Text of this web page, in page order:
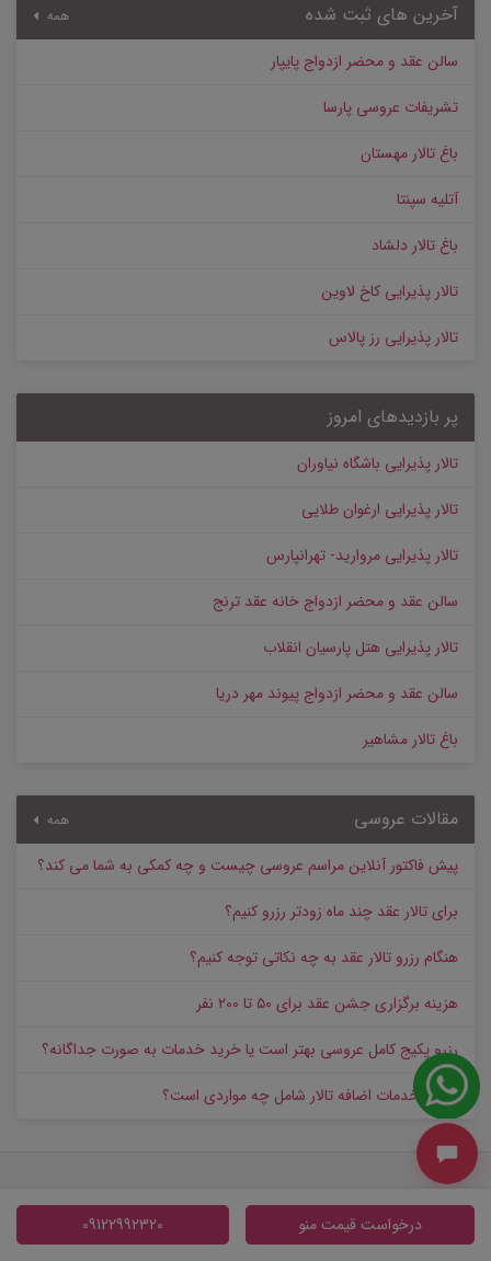
آخرین های ثبت شده همه
سالن عقد و محضر ازدواج پایپار
تشریفات عروسی پارسا
باغ تالار مهستان
آتلیه سپنتا
باغ تالار دلشاد
تالار پذیرایی کاخ لاوین
تالار پذیرایی رز پالاس
پر بازدیدهای امروز
تالار پذیرایی باشگاه نیاوران
تالار پذیرایی ارغوان طلایی
تالار پذیرایی مروارید- تهرانپارس
سالن عقد و محضر ازدواج خانه عقد ترنج
تالار پذیرایی هتل پارسیان انقلاب
سالن عقد و محضر ازدواج پیوند مهر دریا
باغ تالار مشاهیر
مقالات عروسی همه
پیش‌ فاکتور آنلاین مراسم عروسی چیست و چه کمکی به شما می کند؟
برای تالار عقد چند ماه زودتر رزرو کنیم؟
هنگام رزرو تالار عقد به چه نکاتی توجه کنیم؟
هزینه برگزاری جشن عقد برای ۵۰ تا ۲۰۰ نفر
رزرو پکیج کامل عروسی بهتر است یا خرید خدمات به‌ صورت جداگانه؟
هزینه خدمات اضافه تالار شامل چه مواردی است؟
دسترسی های مهم
درخواست قیمت منو 09122992320